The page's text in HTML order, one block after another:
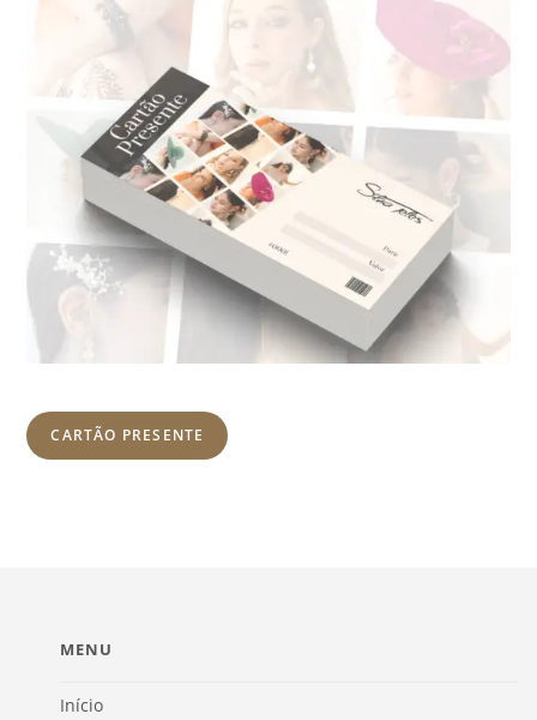
CARTÃO PRESENTE
MENU
Início